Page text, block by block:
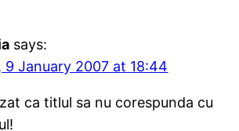
says:
9 January 2007 at 18:44
ca titlul sa nu corespunda cu